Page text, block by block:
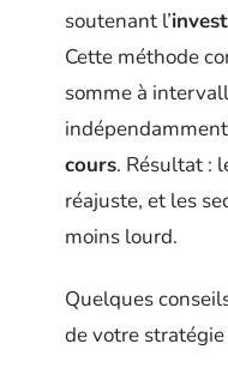
soutenant l’
Cette méthode
somme à
cours. Résultat :
réajuste, et les
moins lourd.
Quelques
de votre stratégie